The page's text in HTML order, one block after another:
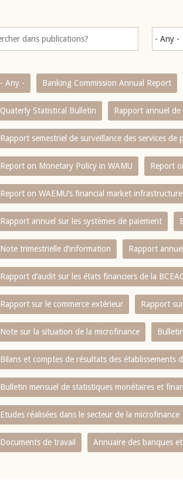
- Any - Banking Commission Annual Report
Quaterly Statistical Bulletin Rapport annuel de
Rapport semestriel de surveillance des services
Report on Monetary Policy in WAMU Report
Report on WAEMU’s financial market
Rapport annuel sur les systèmes de paiement
Note trimestrielle d‘information Rapport
Rapport d‘audit sur les états financiers de la
Rapport sur le commerce extérieur Rapport
Note sur la situation de la microfinance
Bilans et comptes de résultats des établissements
Bulletin mensuel de statistiques monétaires et
Etudes réalisées dans le secteur de la microfinance
Documents de travail Annuaire des banques